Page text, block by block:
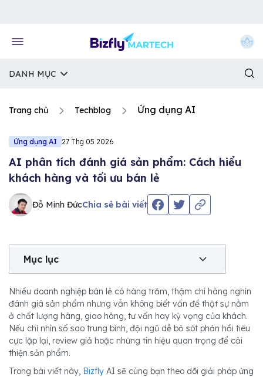
DANH MỤC
Trang chủ Techblog Ứng dụng AI
Ứng dụng AI 27 Thg 05 2026
AI phân tích đánh giá sản phẩm: Cách hiểu
khách hàng và tối ưu bán lẻ
Đỗ Minh ĐứcChia sẻ bài viết
Mục lục
Nhiều doanh nghiệp bán lẻ có hàng trăm, thậm chí hàng nghìn
đánh giá sản phẩm nhưng vẫn không biết vấn đề thật sự nằm
ở chất lượng hàng, giao hàng, tư vấn hay kỳ vọng của khách.
Nếu chỉ nhìn số sao trung bình, đội ngũ dễ bỏ sót phản hồi tiêu
cực lặp lại, review giả hoặc những tín hiệu quan trọng để cải
thiện sản phẩm.
Trong bài viết này, Bizfly AI sẽ cùng bạn theo dõi giải pháp ứng